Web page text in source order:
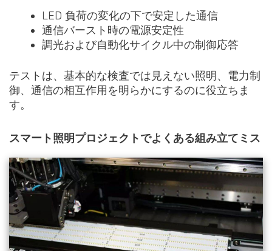
LED 負荷の変化の下で安定した通信
通信バースト時の電源安定性
調光および自動化サイクル中の制御応答
テストは、基本的な検査では見えない照明、電力制
御、通信の相互作用を明らかにするのに役立ちま
す。
スマート照明プロジェクトでよくある組み立てミス